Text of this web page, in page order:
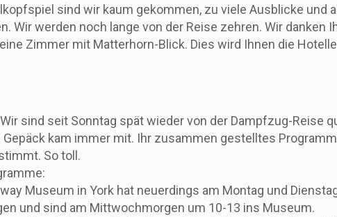
sind wir kaum gekommen, zu viele Ausblicke
Wir werden noch lange von der Reise zehren. Wir danken
Zimmer mit Matterhorn-Blick. Dies wird Ihnen die
sind seit Sonntag spät wieder von der Dampfzug-Reise
kam immer mit. Ihr zusammen gestelltes
So toll.
Museum in York hat neuerdings am Montag und
und sind am Mittwochmorgen um 10-13 ins Museum.